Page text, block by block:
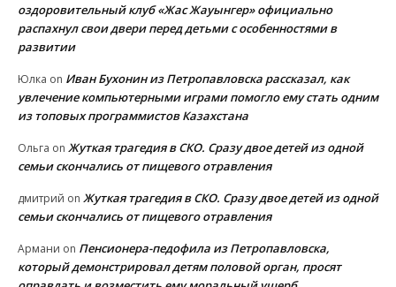
оздоровительный клуб «Жас Жауынгер» официально
распахнул свои двери перед детьми с особенностями в
развитии
Юлка on Иван Бухонин из Петропавловска рассказал, как
увлечение компьютерными играми помогло ему стать одним
из топовых программистов Казахстана
Ольга on Жуткая трагедия в СКО. Сразу двое детей из одной
семьи скончались от пищевого отравления
дмитрий on Жуткая трагедия в СКО. Сразу двое детей из одной
семьи скончались от пищевого отравления
Армани on Пенсионера-педофила из Петропавловска,
который демонстрировал детям половой орган, просят